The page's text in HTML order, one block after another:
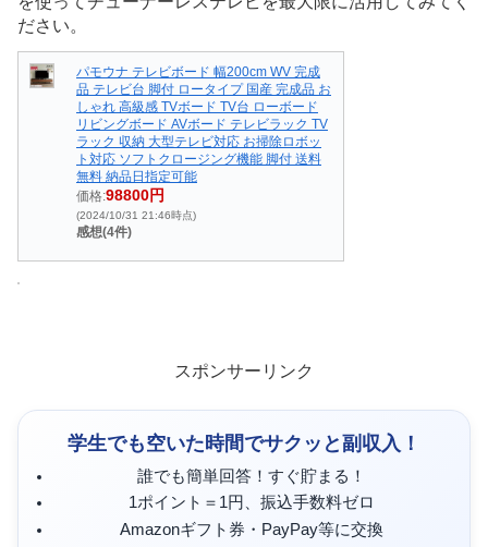
ださい。
パモウナ テレビボード 幅200cm WV 完成
品 テレビ台 脚付 ロータイプ 国産 完成品 お
しゃれ 高級感 TVボード TV台 ローボード
リビングボード AVボード テレビラック TV
ラック 収納 大型テレビ対応 お掃除ロボッ
ト対応 ソフトクロージング機能 脚付 送料
無料 納品日指定可能
価格:98800円
(2024/10/31 21:46時点)
感想(4件)
スポンサーリンク
学生でも空いた時間でサクッと副収入！
誰でも簡単回答！すぐ貯まる！
1ポイント＝1円、振込手数料ゼロ
Amazonギフト券・PayPay等に交換